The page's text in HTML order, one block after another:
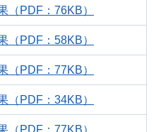
（PDF：76KB）
（PDF：58KB）
（PDF：77KB）
（PDF：34KB）
（PDF：77KB）